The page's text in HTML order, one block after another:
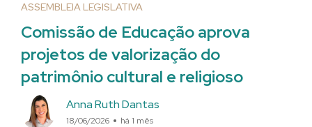
ASSEMBLEIA LEGISLATIVA
Comissão de Educação aprova
projetos de valorização do
patrimônio cultural e religioso
Anna Ruth Dantas
18/06/2026 há 1 mês